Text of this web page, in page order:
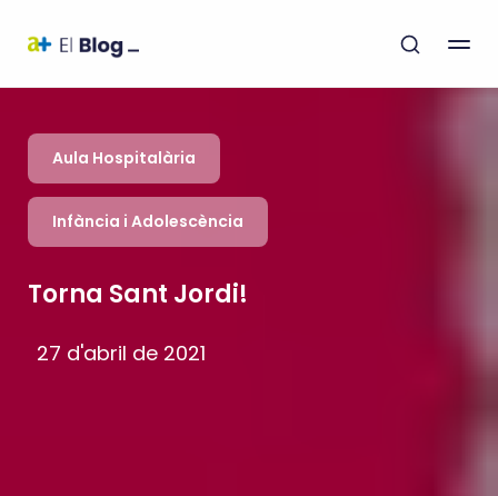
Aula Hospitalària
Infància i Adolescència
Torna Sant Jordi!
27 d'abril de 2021